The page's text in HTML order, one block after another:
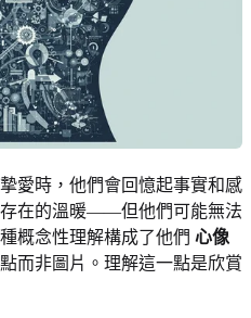
愛時，他們會回憶起事實和感
在的溫暖——但他們可能無法
概念性理解構成了他們 心像
而非圖片。理解這一點是欣賞